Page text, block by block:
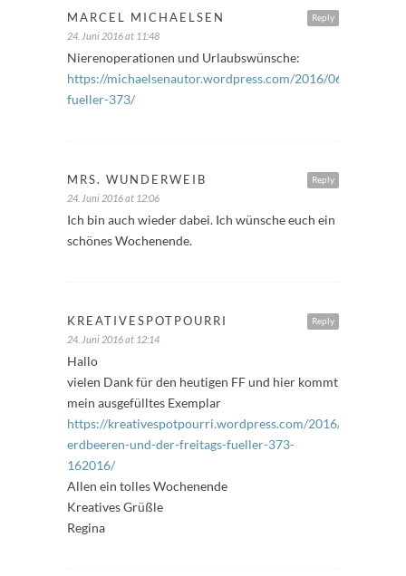
Reply
MARCEL MICHAELSEN
24. Juni 2016 at 11:48
Nierenoperationen und Urlaubswünsche:
https://michaelsenautor.wordpress.com/2016/06/24/
fueller-373/
Reply
MRS. WUNDERWEIB
24. Juni 2016 at 12:06
Ich bin auch wieder dabei. Ich wünsche euch ein
schönes Wochenende.
Reply
KREATIVESPOTPOURRI
24. Juni 2016 at 12:14
Hallo
vielen Dank für den heutigen FF und hier kommt
mein ausgefülltes Exemplar
https://kreativespotpourri.wordpress.com/2016/06/24/
erdbeeren-und-der-freitags-fueller-373-
162016/
Allen ein tolles Wochenende
Kreatives Grüßle
Regina